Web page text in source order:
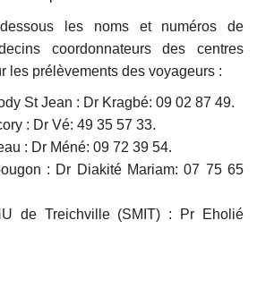
les noms et numéros de
coordonnateurs des centres
les prélèvements des voyageurs :
St Jean : Dr Kragbé: 09 02 87 49.
: Dr Vé: 49 35 57 33.
: Dr Méné: 09 72 39 54.
: Dr Diakité Mariam: 07 75 65
de Treichville (SMIT) : Pr Eholié